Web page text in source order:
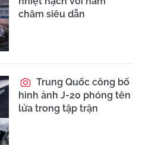
châm siêu dẫn
Trung Quốc công bố
hình ảnh J-20 phóng tên
lửa trong tập trận